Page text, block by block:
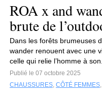
ROA x and
brute de
Dans les forêts brumeuses
wander renouent avec une
celle qui relie l’homme à
Publié le 07 octobre 2025
CHAUSSURES, CÔTÉ FEMMES,